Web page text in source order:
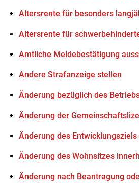
Altersrente für besonders
Altersrente für
Amtliche Meldebestätigung
Andere Strafanzeige stellen
Änderung bezüglich des
Änderung der
Änderung des
Änderung des Wohnsitzes
Änderung nach Beantragung